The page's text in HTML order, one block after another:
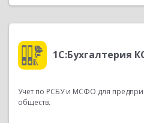
1С:Бухгалтерия
Учет по РСБУ и МСФО для
обществ.